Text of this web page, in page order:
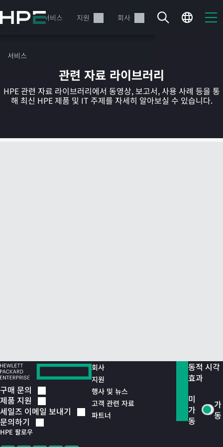
요
뛰
제품 서비스 지원 회사
서비스
현재 장바구니가 비어있습니다
관련 자료 라이브러리
HPE 관련 자료 라이브러리에서 동영상, 보고서, 사용 사례 등을 통
해 최신 HPE 제품 및 IT 주제를 자세히 알아보실 수 있습니다.
구매 문의
제품 지원
세일즈 이메일 보내기
문의하기
HPE 팔로우
회사
지원
행사 및 뉴스
고객 관련 자료
파트너
동적 시각
효과
미
가
동
가
동